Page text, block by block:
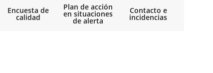
Encuesta de
calidad
Plan de acción
en situaciones
de alerta
Contacto e
incidencias